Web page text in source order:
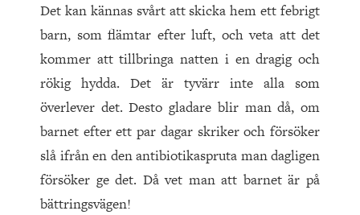
Det kan kännas svårt att skicka hem ett febrigt
barn, som flämtar efter luft, och veta att det
kommer att tillbringa natten i en dragig och
rökig hydda. Det är tyvärr inte alla som
överlever det. Desto gladare blir man då, om
barnet efter ett par dagar skriker och försöker
slå ifrån en den antibiotikaspruta man dagligen
försöker ge det. Då vet man att barnet är på
bättringsvägen!